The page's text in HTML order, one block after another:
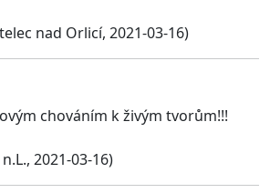
nad Orlicí, 2021-03-16)
chováním k živým tvorům!!!
2021-03-16)